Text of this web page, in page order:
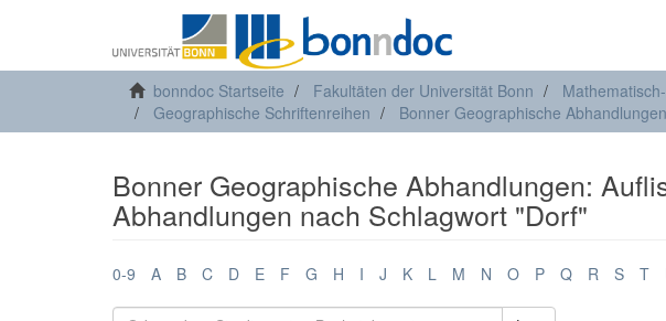
bonndoc Startseite Fakultäten der Universität Bonn
Geographische Schriftenreihen
Bonner Geographische Abhandlungen
Bonner Geographische Abhandlungen:
Abhandlungen nach Schlagwort "Dorf"
0-9 A B C D E F G H I J K L M N O P Q R S T